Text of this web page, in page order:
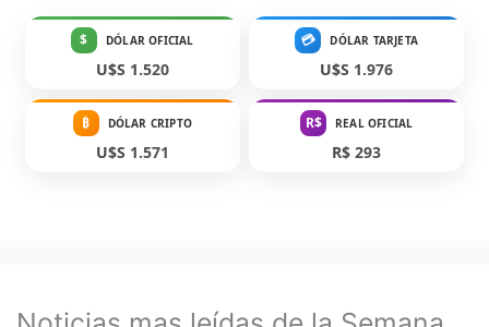
$ DÓLAR OFICIAL
U$S 1.520
💳 DÓLAR TARJETA
U$S 1.976
₿ DÓLAR CRIPTO
U$S 1.571
R$ REAL OFICIAL
R$ 293